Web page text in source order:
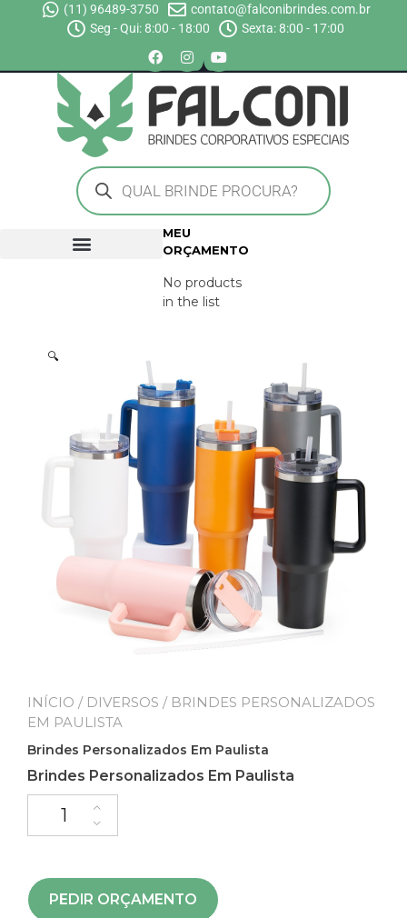
(11) 96489-3750
contato@falconibrindes.com.br
Seg - Qui: 8:00 - 18:00
Sexta: 8:00 - 17:00
MEU
ORÇAMENTO
No products
in the list
🔍
INÍCIO / DIVERSOS / BRINDES PERSONALIZADOS
EM PAULISTA
Brindes Personalizados Em Paulista
Brindes Personalizados Em Paulista
PEDIR ORÇAMENTO